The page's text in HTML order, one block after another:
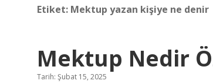
Etiket: Mektup yazan kişiye ne denir
Mektup Nedir
Tarih: Şubat 15, 2025